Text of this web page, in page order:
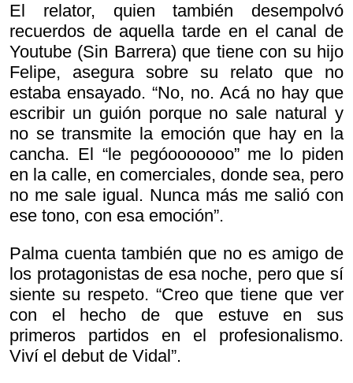
El relator, quien también desempolvó
recuerdos de aquella tarde en el canal de
Youtube (Sin Barrera) que tiene con su hijo
Felipe, asegura sobre su relato que no
estaba ensayado. “No, no. Acá no hay que
escribir un guión porque no sale natural y
no se transmite la emoción que hay en la
cancha. El “le pegóooooooo” me lo piden
en la calle, en comerciales, donde sea, pero
no me sale igual. Nunca más me salió con
ese tono, con esa emoción”.
Palma cuenta también que no es amigo de
los protagonistas de esa noche, pero que sí
siente su respeto. “Creo que tiene que ver
con el hecho de que estuve en sus
primeros partidos en el profesionalismo.
Viví el debut de Vidal”.